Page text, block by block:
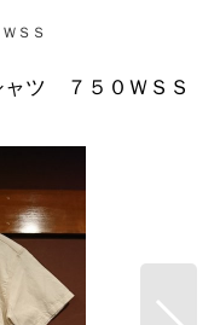
ＳＳ
ツ ７５０ＷＳＳ